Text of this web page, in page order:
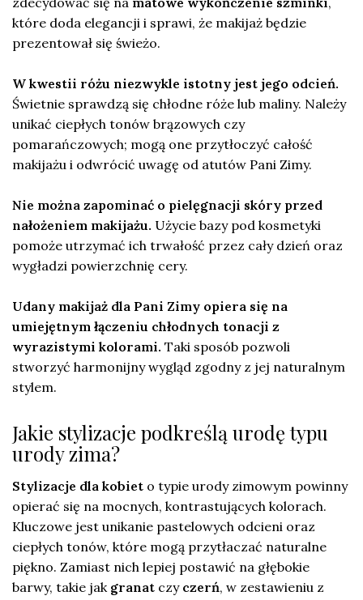
które doda elegancji i sprawi, że makijaż będzie
prezentował się świeżo.
W kwestii różu niezwykle istotny jest jego odcień.
Świetnie sprawdzą się chłodne róże lub maliny. Należy
unikać ciepłych tonów brązowych czy
pomarańczowych; mogą one przytłoczyć całość
makijażu i odwrócić uwagę od atutów Pani Zimy.
Nie można zapominać o pielęgnacji skóry przed
nałożeniem makijażu. Użycie bazy pod kosmetyki
pomoże utrzymać ich trwałość przez cały dzień oraz
wygładzi powierzchnię cery.
Udany makijaż dla Pani Zimy opiera się na
umiejętnym łączeniu chłodnych tonacji z
wyrazistymi kolorami. Taki sposób pozwoli
stworzyć harmonijny wygląd zgodny z jej naturalnym
stylem.
Jakie stylizacje podkreślą urodę typu
urody zima?
Stylizacje dla kobiet o typie urody zimowym powinny
opierać się na mocnych, kontrastujących kolorach.
Kluczowe jest unikanie pastelowych odcieni oraz
ciepłych tonów, które mogą przytłaczać naturalne
piękno. Zamiast nich lepiej postawić na głębokie
barwy, takie jak granat czy czerń, w zestawieniu z